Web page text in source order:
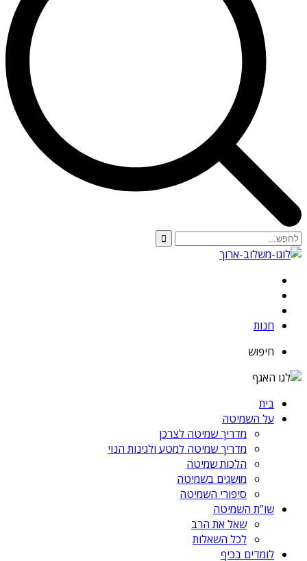
חנות
חיפוש
בית
על השמיטה
מדריך שמיטה לצרכן
מדריך שמיטה למטע ולגינות הנוי
הלכות שמיטה
מושגים בשמיטה
סיפורי השמיטה
שו”ת השמיטה
שאל את הרב
לכל השאלות
לומדים בכיף